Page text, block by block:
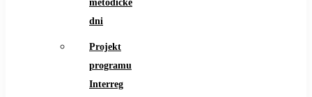
metodické
dni
Projekt
programu
Interreg